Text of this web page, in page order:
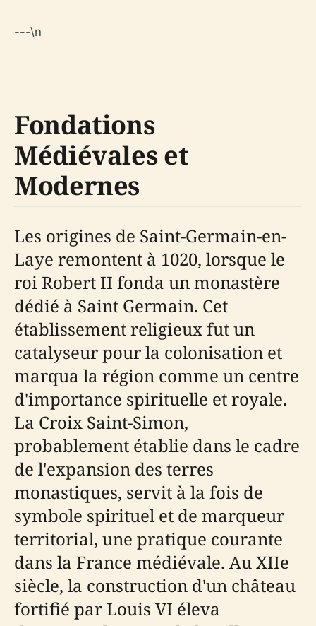
---\n
Fondations
Médiévales et
Modernes
Les origines de Saint-Germain-en-
Laye remontent à 1020, lorsque le
roi Robert II fonda un monastère
dédié à Saint Germain. Cet
établissement religieux fut un
catalyseur pour la colonisation et
marqua la région comme un centre
d'importance spirituelle et royale.
La Croix Saint-Simon,
probablement établie dans le cadre
de l'expansion des terres
monastiques, servit à la fois de
symbole spirituel et de marqueur
territorial, une pratique courante
dans la France médiévale. Au XIIe
siècle, la construction d'un château
fortifié par Louis VI éleva